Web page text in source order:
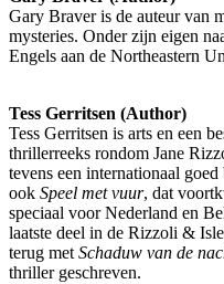
Gary Braver is de auteur van
mysteries. Onder zijn eigen
Engels aan de Northeastern
Tess Gerritsen (Author)
Tess Gerritsen is arts en een
thrillerreeks rondom Jane
tevens een internationaal
ook Speel met vuur, dat
speciaal voor Nederland en
laatste deel in de Rizzoli &
terug met Schaduw van de
thriller geschreven.